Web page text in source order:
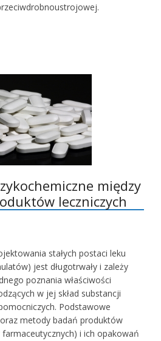
między
leczniczych
stałych postaci leku
jest długotrwały i zależy
poznania właściwości
w jej skład substancji
Podstawowe
metody badań produktów
i ich opakowań